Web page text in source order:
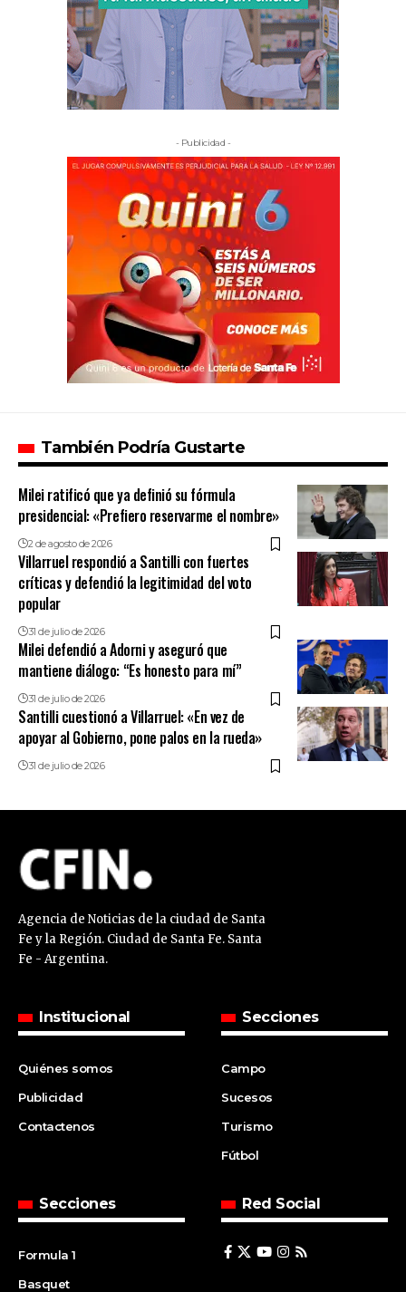
- Publicidad -
También Podría Gustarte
Milei ratificó que ya definió su fórmula
presidencial: «Prefiero reservarme el nombre»
2 de agosto de 2026
Villarruel respondió a Santilli con fuertes
críticas y defendió la legitimidad del voto
popular
31 de julio de 2026
Milei defendió a Adorni y aseguró que
mantiene diálogo: “Es honesto para mí”
31 de julio de 2026
Santilli cuestionó a Villarruel: «En vez de
apoyar al Gobierno, pone palos en la rueda»
31 de julio de 2026
Agencia de Noticias de la ciudad de Santa
Fe y la Región. Ciudad de Santa Fe. Santa
Fe - Argentina.
Institucional
Quiénes somos
Publicidad
Contactenos
Secciones
Campo
Sucesos
Turismo
Fútbol
Secciones
Formula 1
Basquet
Red Social